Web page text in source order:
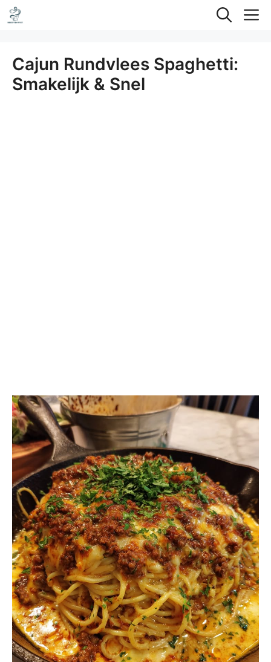
Ga
naar
inhoud
Cajun Rundvlees Spaghetti:
Smakelijk & Snel